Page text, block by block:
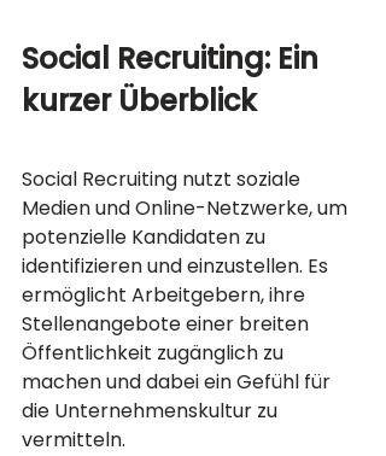
Social Recruiting: Ein
kurzer Überblick
Social Recruiting nutzt soziale
Medien und Online-Netzwerke, um
potenzielle Kandidaten zu
identifizieren und einzustellen. Es
ermöglicht Arbeitgebern, ihre
Stellenangebote einer breiten
Öffentlichkeit zugänglich zu
machen und dabei ein Gefühl für
die Unternehmenskultur zu
vermitteln.